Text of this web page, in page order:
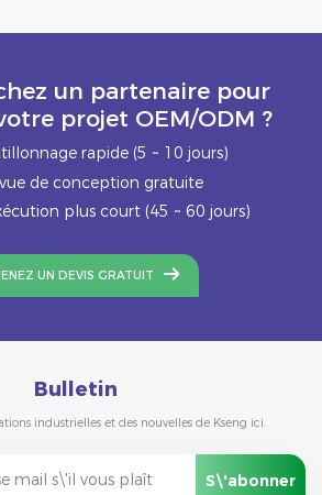
un partenaire pour
projet OEM/ODM ?
rapide (5 ~ 10 jours)
de conception gratuite
plus court (45 ~ 60 jours)
UN DEVIS GRATUIT
Bulletin
industrielles et des nouvelles de Kseng ici.